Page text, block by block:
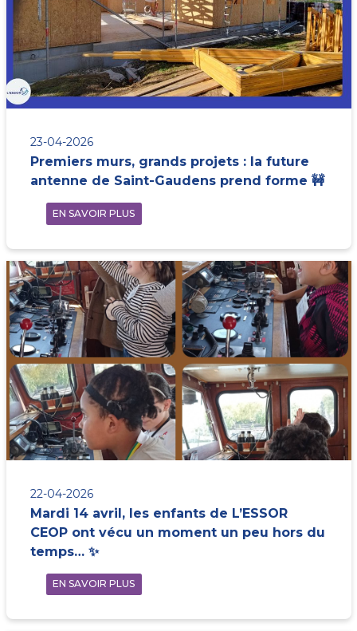
23-04-2026
Premiers murs, grands projets : la future
antenne de Saint-Gaudens prend forme 🚧
EN SAVOIR PLUS
22-04-2026
Mardi 14 avril, les enfants de L’ESSOR
CEOP ont vécu un moment un peu hors du
temps… ✨
EN SAVOIR PLUS